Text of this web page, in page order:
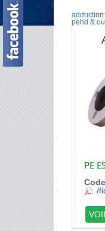
pehd &
PE
/